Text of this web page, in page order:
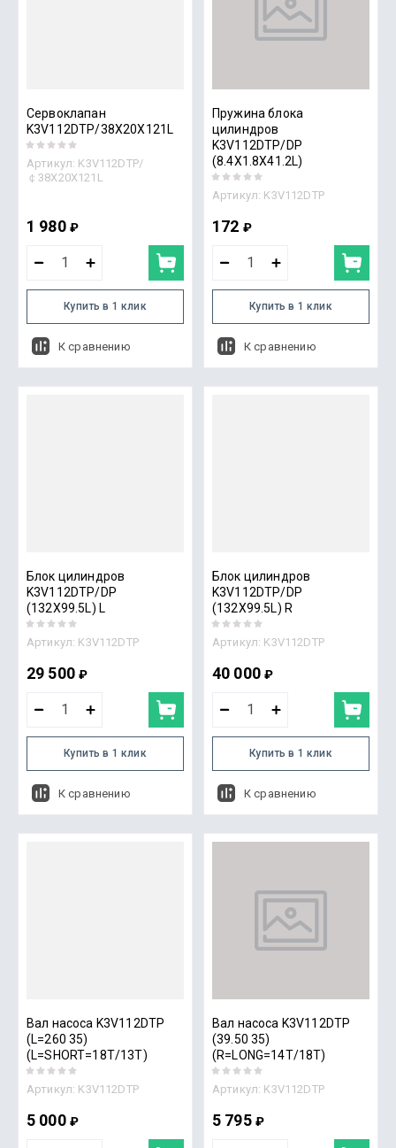
Сервоклапан
K3V112DTP/38X20X121L
Артикул: K3V112DTP/
￠38X20X121L
1 980 ₽
Купить в 1 клик
К сравнению
Пружина блока
цилиндров
K3V112DTP/DP
(8.4X1.8X41.2L)
Артикул: K3V112DTP
172 ₽
Купить в 1 клик
К сравнению
Блок цилиндров
K3V112DTP/DP
(132X99.5L) L
Артикул: K3V112DTP
29 500 ₽
Купить в 1 клик
К сравнению
Блок цилиндров
K3V112DTP/DP
(132X99.5L) R
Артикул: K3V112DTP
40 000 ₽
Купить в 1 клик
К сравнению
Вал насоса K3V112DTP
(L=260 35)
(L=SHORT=18T/13T)
Артикул: K3V112DTP
5 000 ₽
Вал насоса K3V112DTP
(39.50 35)
(R=LONG=14T/18T)
Артикул: K3V112DTP
5 795 ₽